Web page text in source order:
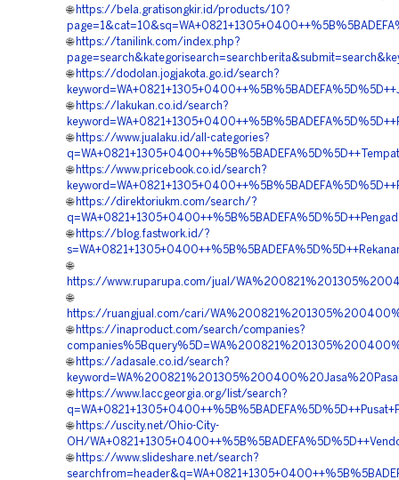
🌐 https://bela.gratisongkir.id/products/10?
🌐 https://tanilink.com/index.php?
🌐 https://dodolan.jogjakota.go.id/search?
🌐 https://lakukan.co.id/search?
🌐 https://www.jualaku.id/all-categories?
🌐 https://www.pricebook.co.id/search?
🌐 https://direktoriukm.com/search/?
🌐 https://blog.fastwork.id/?
🌐
https://www.ruparupa.com/jual/
🌐
https://ruangjual.com/cari/
🌐 https://inaproduct.com/search/companies?
🌐 https://adasale.co.id/search?
🌐 https://www.laccgeorgia.org/list/search?
🌐 https://uscity.net/Ohio-City-
OH/
🌐 https://www.slideshare.net/search?